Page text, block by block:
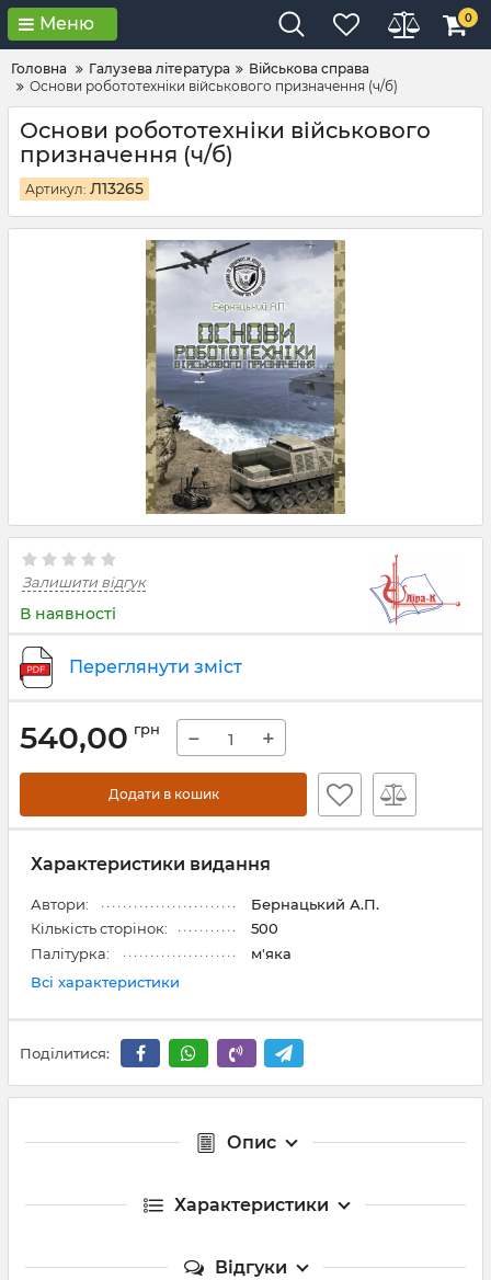
Меню 0
Головна Галузева література
Військова справа
Основи робототехніки військового призначення (ч/б)
Основи робототехніки військового
призначення (ч/б)
Артикул: Л13265
Залишити відгук
В наявності
Переглянути зміст
540,00 грн − +
Додати в кошик
Характеристики видання
Автори:
Бернацький А.П.
Кількість сторінок:
500
Палітурка:
м'яка
Всі характеристики
Поділитися:
Опис
Характеристики
Відгуки